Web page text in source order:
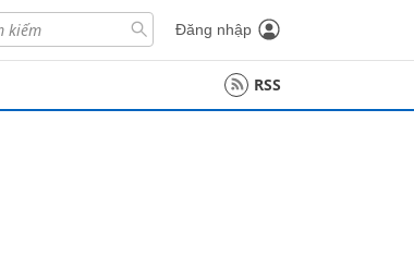
Đăng nhập
RSS